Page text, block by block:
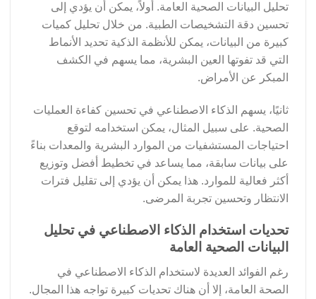
تحليل البيانات الصحية العامة. أولاً، يمكن أن يؤدي إلى
تحسين دقة التشخيصات الطبية. من خلال تحليل كميات
كبيرة من البيانات، يمكن للأنظمة الذكية تحديد الأنماط
التي قد تفوتها العين البشرية، مما يسهم في الكشف
المبكر عن الأمراض.
ثانيًا، يسهم الذكاء الاصطناعي في تحسين كفاءة العمليات
الصحية. على سبيل المثال، يمكن استخدامه لتوقع
احتياجات المستشفيات من الموارد البشرية والمعدات بناءً
على بيانات سابقة، مما يساعد في تخطيط أفضل وتوزيع
أكثر فعالية للموارد. هذا يمكن أن يؤدي إلى تقليل فترات
الانتظار وتحسين تجربة المرضى.
تحديات استخدام الذكاء الاصطناعي في تحليل
البيانات الصحية العامة
رغم الفوائد العديدة لاستخدام الذكاء الاصطناعي في
الصحة العامة، إلا أن هناك تحديات كبيرة تواجه هذا المجال.